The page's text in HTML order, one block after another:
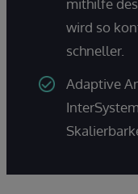
mithilfe
wird so
schneller.
Adaptive